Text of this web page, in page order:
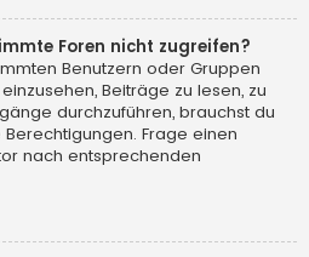
Foren nicht zugreifen?
Benutzern oder Gruppen
Beiträge zu lesen, zu
durchzuführen, brauchst du
Frage einen
nach entsprechenden